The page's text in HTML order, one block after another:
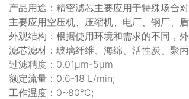
产品用途：精密滤芯主要应用于特殊场合
主要应用空压机、压缩机、电厂、钢厂、
外观结构：根据使用环境和需求的不同，
滤芯滤材：玻璃纤维、海绵、活性炭、聚
过滤精度：0.01μm-5μm
额定流量：0.6-18 L/min;
工作温度：0~80℃;